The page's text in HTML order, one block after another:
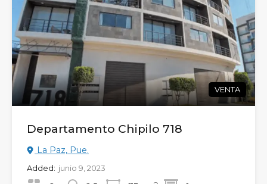
VENTA
Departamento Chipilo 718
La Paz, Pue.
Added: junio 9, 2023